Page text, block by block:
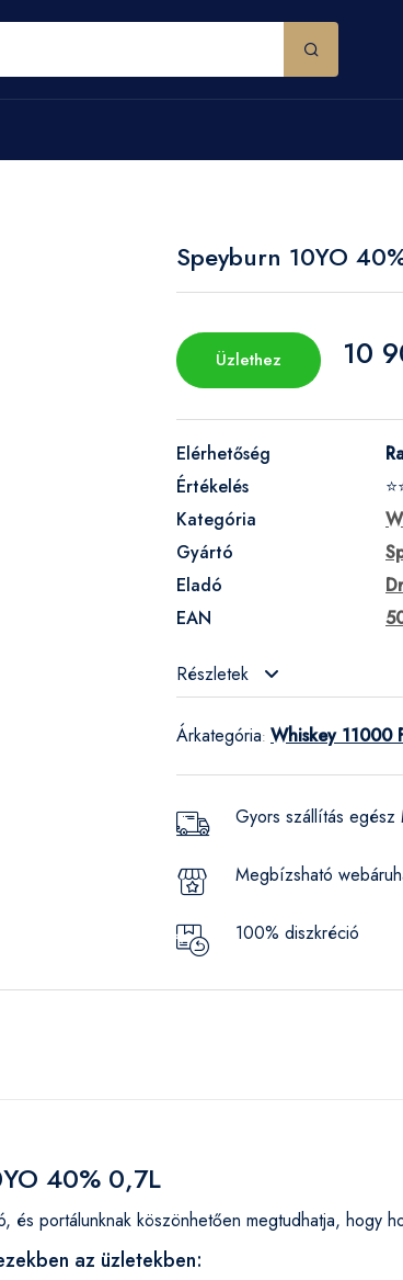
Speyburn 10YO
Üzlethez 10
Elérhetőség
Értékelés
Kategória
Gyártó
Eladó
EAN
Részletek
Árkategória: Whiskey 11000
Gyors szállítás egész
Megbízsható
100% diszkréció
40% 0,7L
portálunknak köszönhetően megtudhatja, hogy
az üzletekben: